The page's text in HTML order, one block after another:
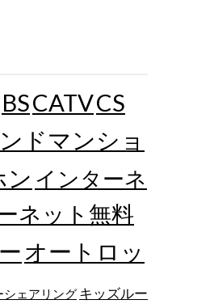
BSCATVCS
ドマンショ
ン インターネ
ネット無料
オートロッ
シェアリング キッズルー